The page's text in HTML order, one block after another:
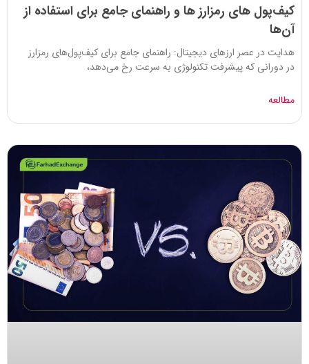
کیف‌پول های رمزارز ها و راهنمای جامع برای استفاده از
آن‌ها
هدایت در عصر ارزهای دیجیتال: راهنمای جامع برای کیف‌پول‌های رمزارز
در دورانی که پیشرفت‌ تکنولوژی به سرعت رخ می‌دهد،
مطالعه